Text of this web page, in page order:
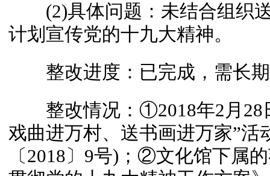
(2)具体问题：未结合组织送
计划宣传党的十九大精神。
整改进度：已完成，需长
整改情况：①2018年2月28
戏曲进万村、送书画进万家”活
〔2018〕9号)；②文化馆下属